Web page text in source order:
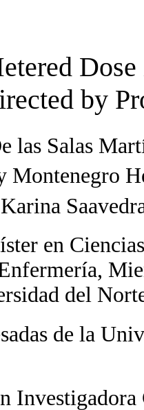
by
las Salas
Montenegro
en
del
de la